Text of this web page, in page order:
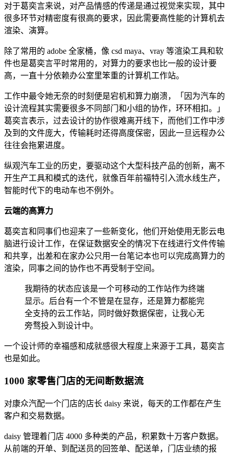
对于葛奕言来说，对产品情感的传递是通过视觉来实现，其中
很多环节对精密度有很高的要求，因此需要高性能的计算机去
渲染、演算。
除了常用的 adobe 全家桶，像 csd maya、vray 等渲染工具和软
件也是葛奕言平时常用的，对算力的要求也比一般的设计要
高，一直十分依赖办公室里笨重的计算机工作站。
工作中最令她无奈的时刻便是宕机和算力崩溃，「因为汽车的
设计流程其实需要很多不同部门和小组的协作，环环相扣。」
葛奕言表示，过去设计的协作很难离开线下，而他们工作中涉
及到的文件庞大，传输耗时还得高度保密，因此一旦远程办公
往往会拖累进度。
纵观汽车工业的历史，要驱动这个大型科技产品的创新，离不
开生产工具和模式的迭代，就像百年前福特引入流水线生产，
智能时代下的电动车也不例外。
云端的高算力
葛奕言和同事们也迎来了一些新变化，他们开始使用无影云电
脑进行设计工作，在保证数据安全的情况下在线进行文件传输
和共享，出差和在家办公只用一台笔记本也可以完成高算力的
渲染，同事之间的协作也不再受制于空间。
我期待的状态应该是一个可移动的工作站作为终端
显示。后台有一个不管是在显存，还是算力都能完
全支持的云工作站，同时做好数据保密，让我心无
旁骛投入到设计中。
一个设计师的幸福感和成就感很大程度上来源于工具，葛奕言
也是如此。
1000 家零售门店的无间断数据流
对康众汽配一个门店的店长 daisy 来说，每天的工作都在产生
客户和交易数据。
daisy 管理着门店 4000 多种类的产品，积累数十万客户数据。
从前端的开单、到配送员的回签单、配送单，门店业绩的报